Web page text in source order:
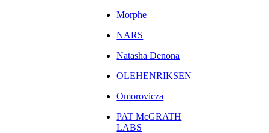
Morphe
NARS
Natasha Denona
OLEHENRIKSEN
Omorovicza
PAT McGRATH
LABS